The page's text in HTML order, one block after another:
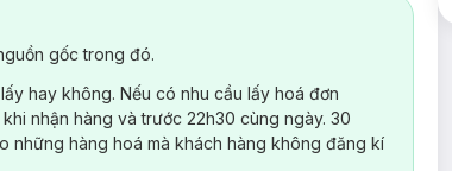
gốc trong đó.
hay không. Nếu có nhu cầu lấy hoá đơn
nhận hàng và trước 22h30 cùng ngày. 30
những hàng hoá mà khách hàng không đăng kí